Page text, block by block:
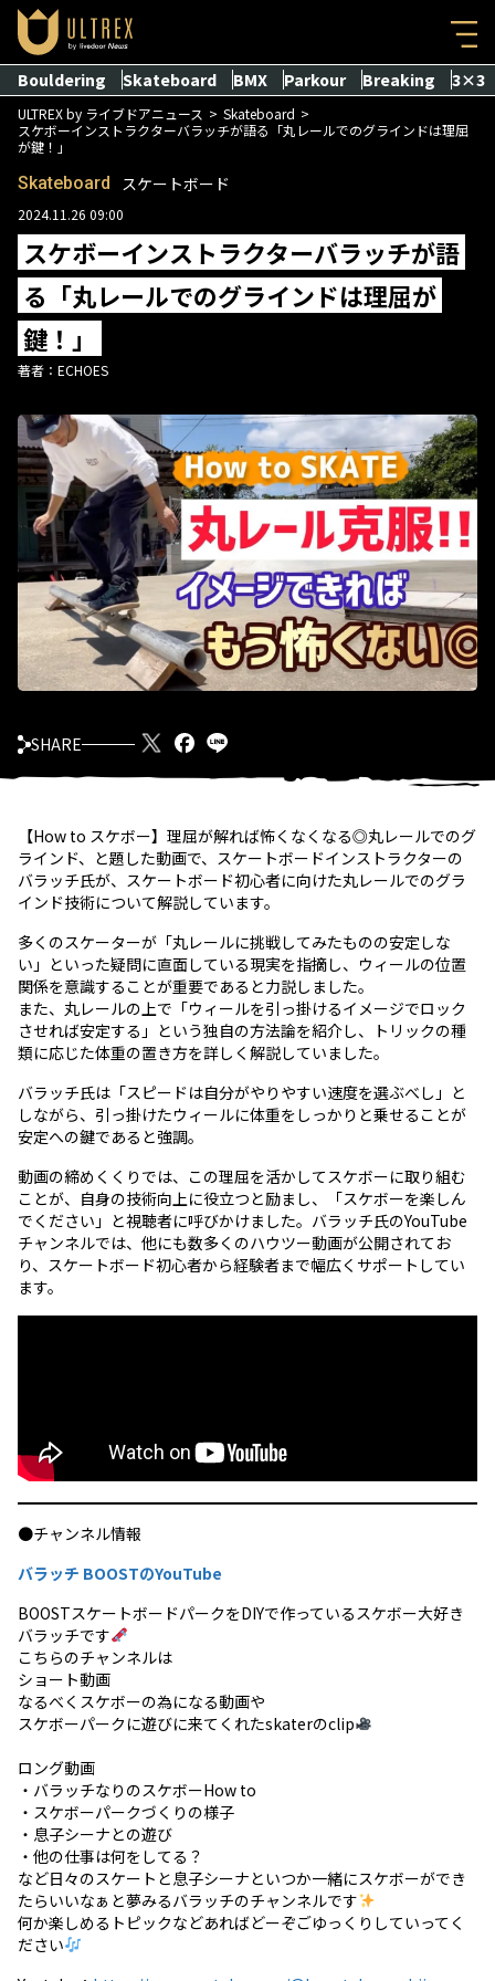
Bouldering Skateboard BMX Parkour Breaking 3×3
ULTREX by ライブドアニュース
Skateboard
スケボーインストラクターバラッチが語る「丸レールでのグラインドは理屈
が鍵！」
Skateboard スケートボード
2024.11.26 09:00
スケボーインストラクターバラッチが語
る「丸レールでのグラインドは理屈が
鍵！」
著者： ECHOES
SHARE
【How to スケボー】理屈が解れば怖くなくなる◎丸レールでのグ
ラインド、と題した動画で、スケートボードインストラクターの
バラッチ氏が、スケートボード初心者に向けた丸レールでのグラ
インド技術について解説しています。
多くのスケーターが「丸レールに挑戦してみたものの安定しな
い」といった疑問に直面している現実を指摘し、ウィールの位置
関係を意識することが重要であると力説しました。
また、丸レールの上で「ウィールを引っ掛けるイメージでロック
させれば安定する」という独自の方法論を紹介し、トリックの種
類に応じた体重の置き方を詳しく解説していました。
バラッチ氏は「スピードは自分がやりやすい速度を選ぶべし」と
しながら、引っ掛けたウィールに体重をしっかりと乗せることが
安定への鍵であると強調。
動画の締めくくりでは、この理屈を活かしてスケボーに取り組む
ことが、自身の技術向上に役立つと励まし、「スケボーを楽しん
でください」と視聴者に呼びかけました。バラッチ氏のYouTube
チャンネルでは、他にも数多くのハウツー動画が公開されてお
り、スケートボード初心者から経験者まで幅広くサポートしてい
ます。
●チャンネル情報
バラッチ BOOSTのYouTube
BOOSTスケートボードパークをDIYで作っているスケボー大好き
バラッチです
こちらのチャンネルは
ショート動画
なるべくスケボーの為になる動画や
スケボーパークに遊びに来てくれたskaterのclip
ロング動画
・バラッチなりのスケボーHow to
・スケボーパークづくりの様子
・息子シーナとの遊び
・他の仕事は何をしてる？
など日々のスケートと息子シーナといつか一緒にスケボーができ
たらいいなぁと夢みるバラッチのチャンネルです
何か楽しめるトピックなどあればどーぞごゆっくりしていってく
ださい